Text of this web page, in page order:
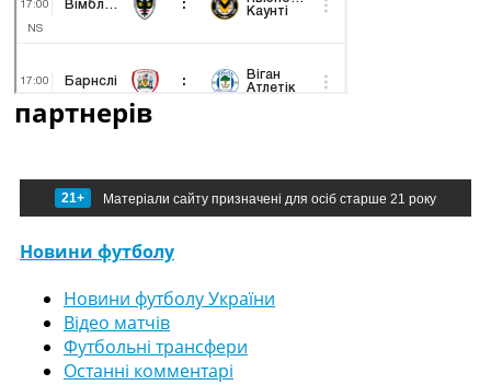
партнерів
21+ Матеріали сайту призначені для осіб старше 21 року
Новини футболу
Новини футболу України
Відео матчів
Футбольні трансфери
Останні комментарі